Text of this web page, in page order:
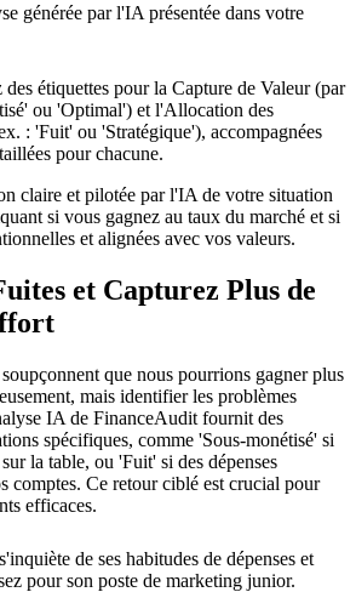
générée par l'IA présentée dans votre
des étiquettes pour la Capture de Valeur (par
ou 'Optimal') et l'Allocation des
: 'Fuit' ou 'Stratégique'), accompagnées
pour chacune.
claire et pilotée par l'IA de votre situation
si vous gagnez au taux du marché et si
et alignées avec vos valeurs.
et Capturez Plus de
que nous pourrions gagner plus
mais identifier les problèmes
IA de FinanceAudit fournit des
spécifiques, comme 'Sous-monétisé' si
la table, ou 'Fuit' si des dépenses
comptes. Ce retour ciblé est crucial pour
efficaces.
de ses habitudes de dépenses et
pour son poste de marketing junior.